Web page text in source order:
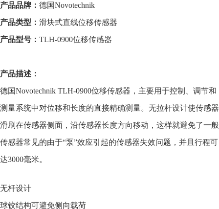
产品品牌： 德国Novotechnik
产品类型： 滑块式直线位移传感器
产品型号： TLH-0900位移传感器
产品描述：
德国Novotechnik TLH-0900位移传感器， 主要用于控制、调节和
测量系统中对位移和长度的直接精确测量。无拉杆设计使传感器
滑刷在传感器侧面，沿传感器长度方向移动，这样就避免了一般
传感器常见的由于“泵”效应引起的传感器失效问题，并且行程可
达3000毫米。
无杆设计
球铰结构可避免侧向载荷